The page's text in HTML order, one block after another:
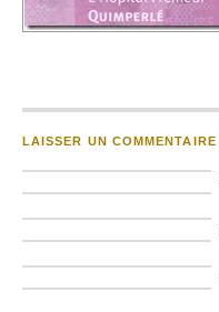
LAISSER UN COMMENTAIRE